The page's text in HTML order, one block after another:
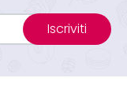
Iscriviti